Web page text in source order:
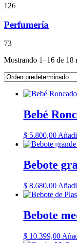
126
Perfumería
73
Mostrando 1–16 de 18
Bebé
$ 5.800,00
Bebote
$ 8.680,00
Bebote
$ 10.399,00